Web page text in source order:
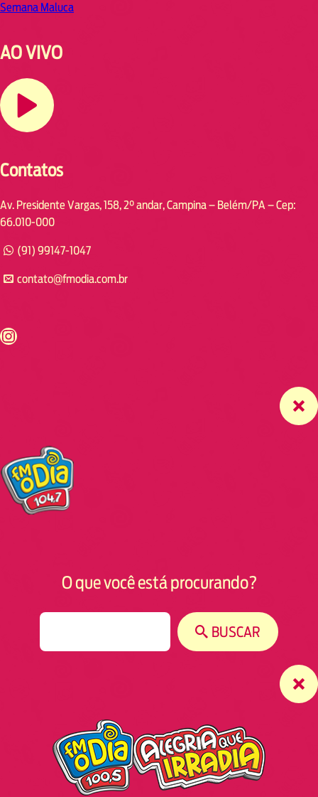
Semana Maluca
AO VIVO
Contatos
Av. Presidente Vargas, 158, 2° andar, Campina – Belém/PA – Cep:
66.010-000
(91) 99147-1047
contato@fmodia.com.br
https://www.instagram.com/fmodia.cabofrio/
O que você está procurando?
BUSCAR